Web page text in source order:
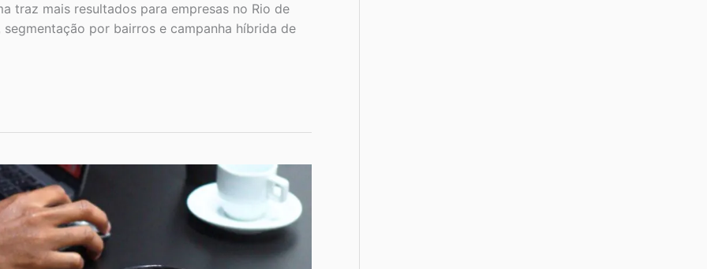
traz mais resultados para empresas no Rio de
por bairros e campanha híbrida de